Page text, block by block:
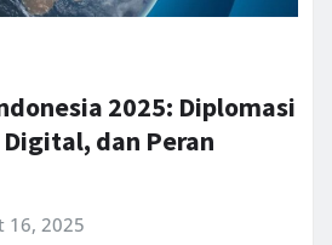
2025: Diplomasi
dan Peran
16, 2025